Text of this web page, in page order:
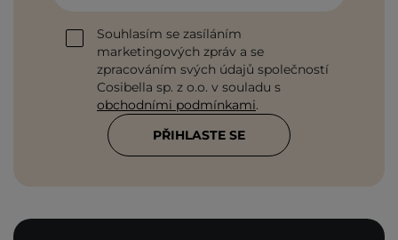
Souhlasím se zasíláním
marketingových zpráv a se
zpracováním svých údajů společností
Cosibella sp. z o.o. v souladu s
obchodními podmínkami.
PŘIHLASTE SE